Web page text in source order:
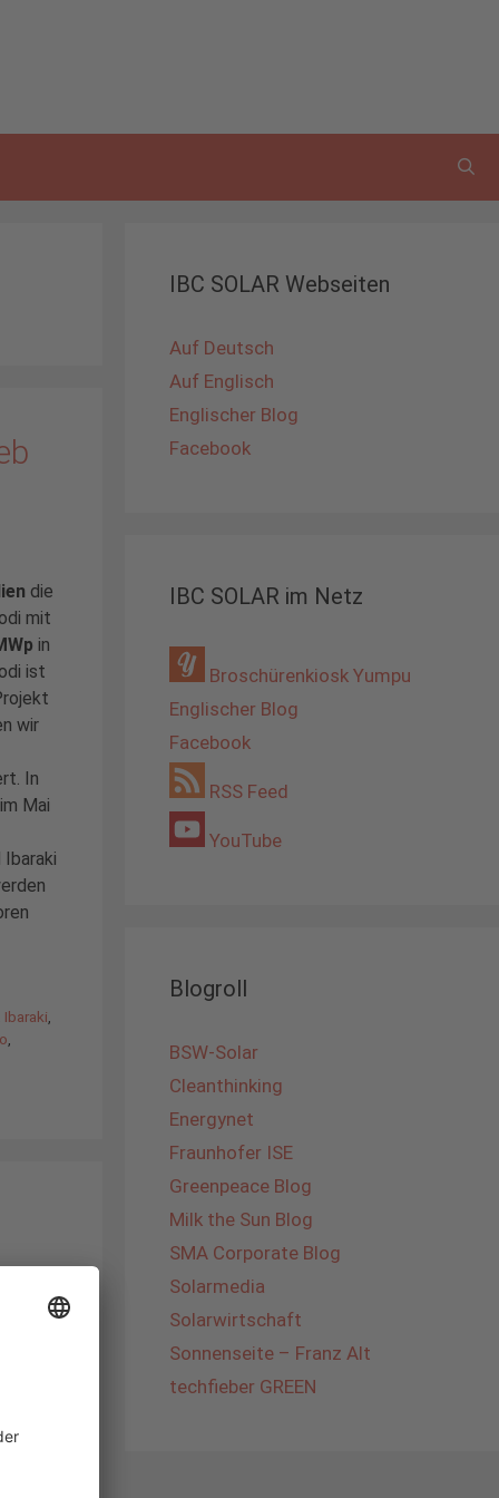
die
mit
in
ist
wir
In
Mai
Ibaraki
IBC SOLAR Webseiten
Auf Deutsch
Auf Englisch
Englischer Blog
Facebook
IBC SOLAR im Netz
Broschürenkiosk Yumpu
Englischer Blog
Facebook
RSS Feed
YouTube
Blogroll
BSW-Solar
Cleanthinking
Energynet
Fraunhofer ISE
Greenpeace Blog
Milk the Sun Blog
SMA Corporate Blog
Solarmedia
Solarwirtschaft
Sonnenseite – Franz Alt
techfieber GREEN